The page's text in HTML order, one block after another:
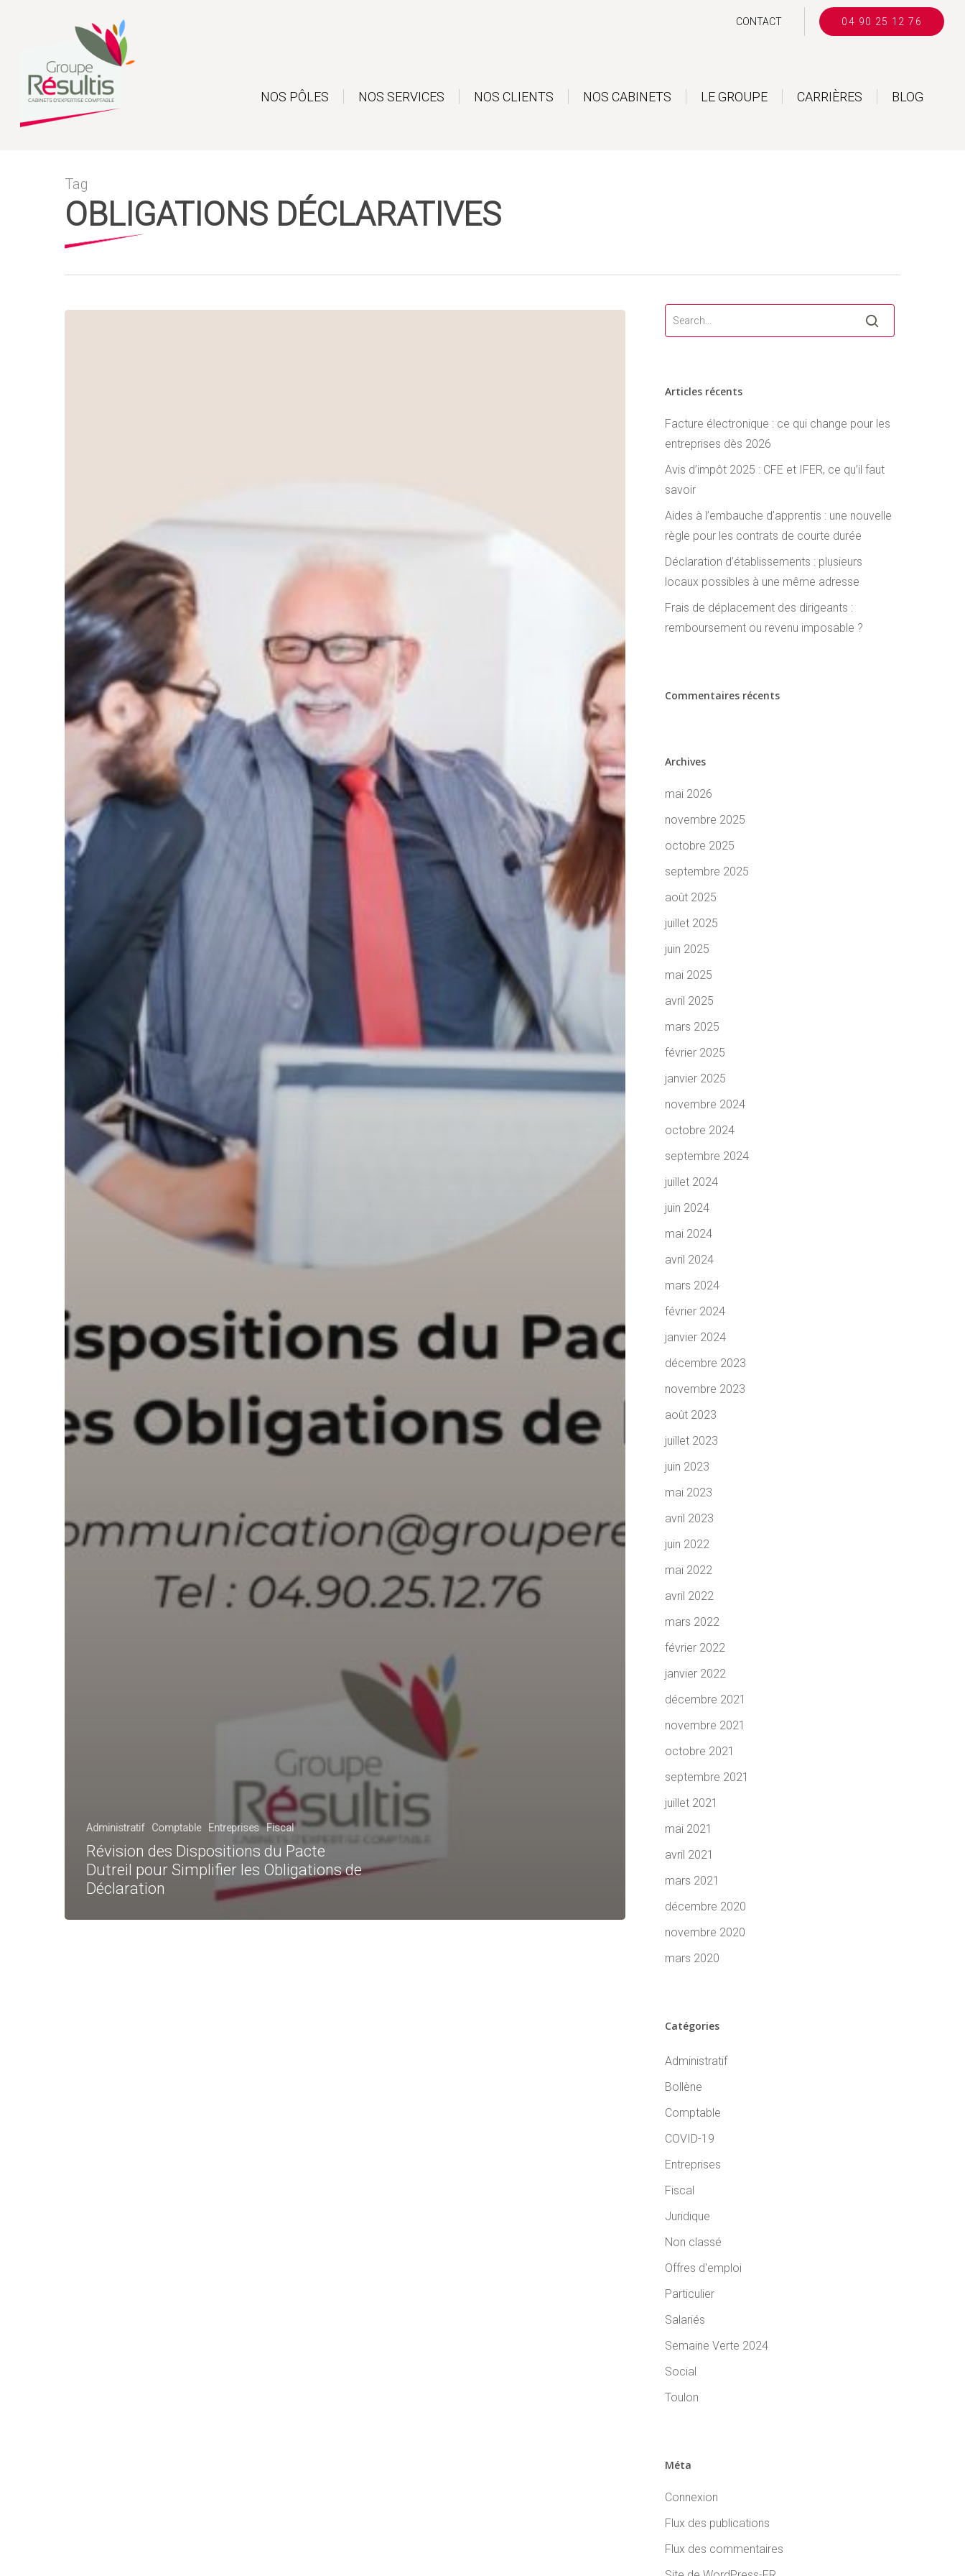
CONTACT 04 90 25 12 76
NOS PÔLES NOS SERVICES NOS CLIENTS NOS CABINETS LE GROUPE CARRIÈRES BLOG
Tag
OBLIGATIONS DÉCLARATIVES
Administratif Comptable Entreprises Fiscal
Révision des Dispositions du Pacte
Dutreil pour Simplifier les Obligations de
Déclaration
Articles récents
Facture électronique : ce qui change pour les
entreprises dès 2026
Avis d’impôt 2025 : CFE et IFER, ce qu’il faut
savoir
Aides à l’embauche d’apprentis : une nouvelle
règle pour les contrats de courte durée
Déclaration d’établissements : plusieurs
locaux possibles à une même adresse
Frais de déplacement des dirigeants :
remboursement ou revenu imposable ?
Commentaires récents
Archives
mai 2026
novembre 2025
octobre 2025
septembre 2025
août 2025
juillet 2025
juin 2025
mai 2025
avril 2025
mars 2025
février 2025
janvier 2025
novembre 2024
octobre 2024
septembre 2024
juillet 2024
juin 2024
mai 2024
avril 2024
mars 2024
février 2024
janvier 2024
décembre 2023
novembre 2023
août 2023
juillet 2023
juin 2023
mai 2023
avril 2023
juin 2022
mai 2022
avril 2022
mars 2022
février 2022
janvier 2022
décembre 2021
novembre 2021
octobre 2021
septembre 2021
juillet 2021
mai 2021
avril 2021
mars 2021
décembre 2020
novembre 2020
mars 2020
Catégories
Administratif
Bollène
Comptable
COVID-19
Entreprises
Fiscal
Juridique
Non classé
Offres d'emploi
Particulier
Salariés
Semaine Verte 2024
Social
Toulon
Méta
Connexion
Flux des publications
Flux des commentaires